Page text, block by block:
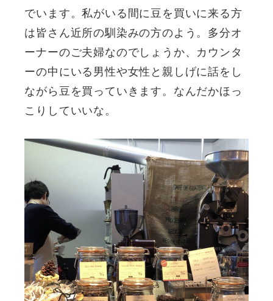
でいます。私がいる間に豆を買いに来る方
は皆さん近所の馴染みの方のよう。多分オ
ーナーのご夫婦なのでしょうか、カウンタ
ーの中にいる男性や女性と親しげに話をし
ながら豆を買っていきます。なんだかほっ
こりしていいな。